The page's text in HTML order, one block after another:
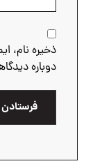
ذخیره نام،
دوباره